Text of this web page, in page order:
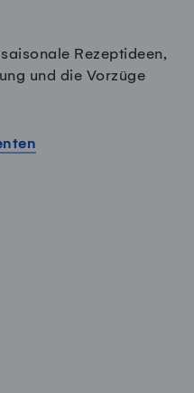
Rezeptideen,
und die Vorzüge